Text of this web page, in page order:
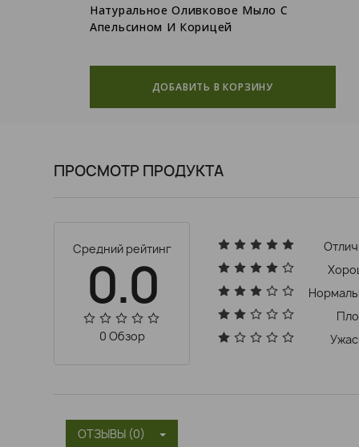
Натуральное Оливковое Мыло С
Апельсином И Корицей
ДОБАВИТЬ В КОРЗИНУ
ПРОСМОТР ПРОДУКТА
Средний рейтинг
0.0
0 Обзор
ОТЗЫВЫ (0)